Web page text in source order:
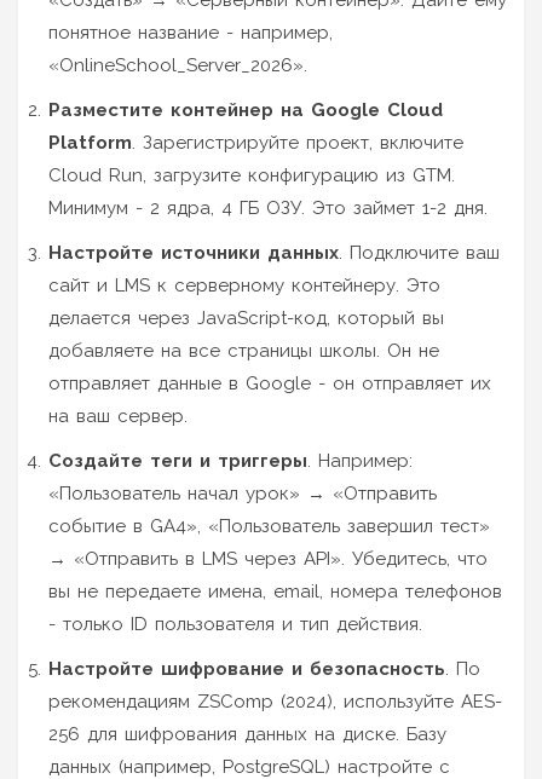
понятное название - например,
«OnlineSchool_Server_2026».
Разместите контейнер на Google Cloud
Platform. Зарегистрируйте проект, включите
Cloud Run, загрузите конфигурацию из GTM.
Минимум - 2 ядра, 4 ГБ ОЗУ. Это займет 1-2 дня.
Настройте источники данных. Подключите ваш
сайт и LMS к серверному контейнеру. Это
делается через JavaScript-код, который вы
добавляете на все страницы школы. Он не
отправляет данные в Google - он отправляет их
на ваш сервер.
Создайте теги и триггеры. Например:
«Пользователь начал урок» → «Отправить
событие в GA4», «Пользователь завершил тест»
→ «Отправить в LMS через API». Убедитесь, что
вы не передаете имена, email, номера телефонов
- только ID пользователя и тип действия.
Настройте шифрование и безопасность. По
рекомендациям ZSComp (2024), используйте AES-
256 для шифрования данных на диске. Базу
данных (например, PostgreSQL) настройте с